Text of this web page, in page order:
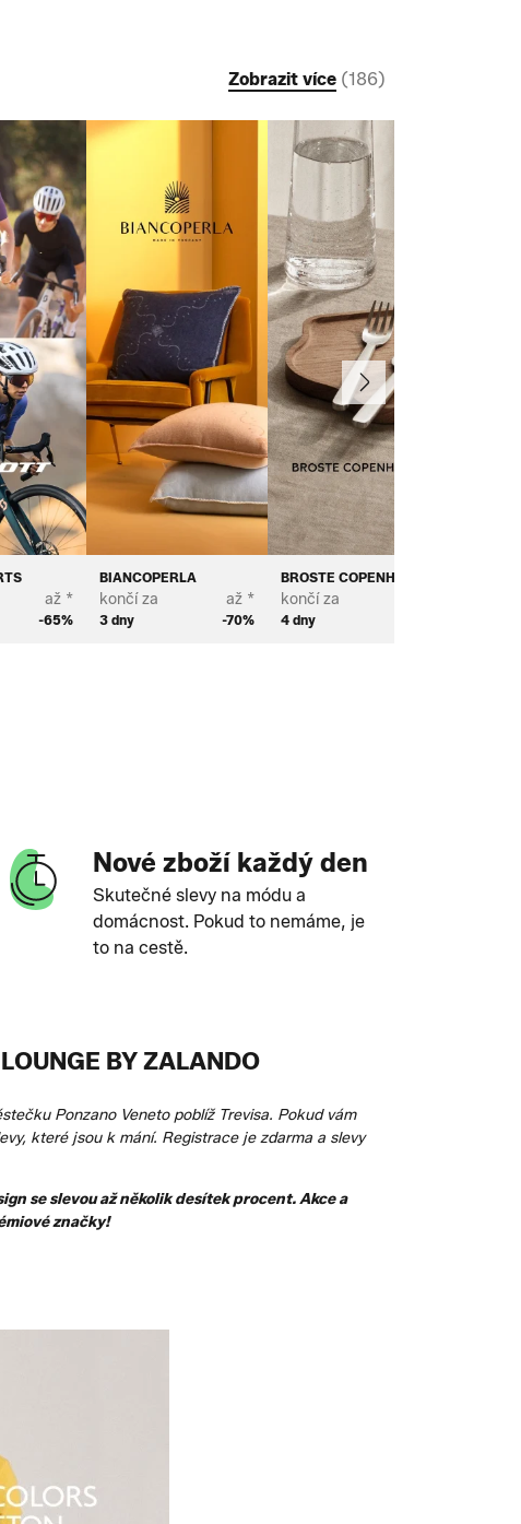
Zobrazit více (186)
až *
-65%
BIANCOPERLA
končí za
3 dny
až *
-70%
BROSTE COPENHAGEN
končí za
4 dny
Další
Nové zboží každý den
Skutečné slevy na módu a
domácnost. Pokud to nemáme, je
to na cestě.
BY ZALANDO
Ponzano Veneto poblíž Trevisa. Pokud vám
které jsou k mání. Registrace je zdarma a slevy
se slevou až několik desítek procent. Akce a
značky!